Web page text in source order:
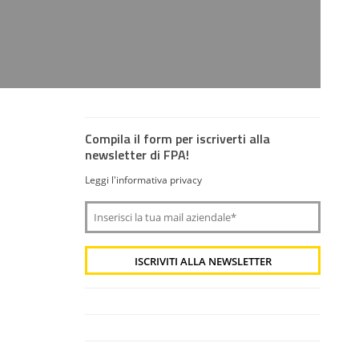
Compila il form per iscriverti alla
newsletter di FPA!
Leggi l'informativa privacy